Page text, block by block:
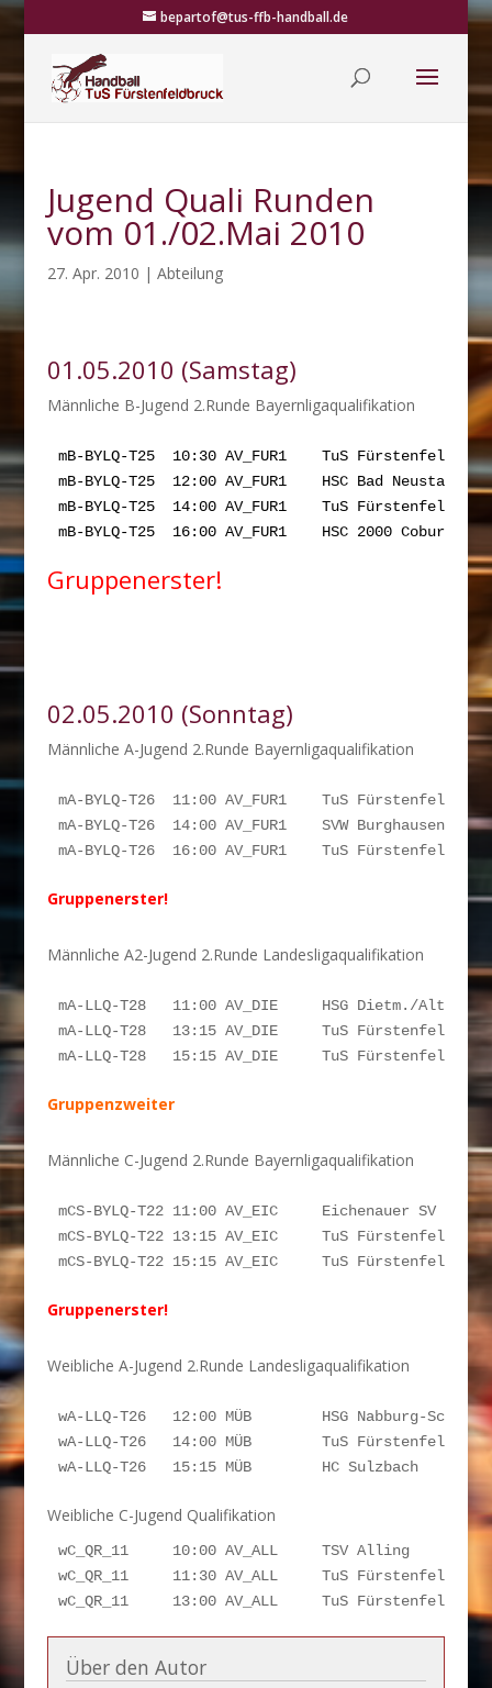
bepartof@tus-ffb-handball.de
Jugend Quali Runden
vom 01./02.Mai 2010
27. Apr. 2010 | Abteilung
01.05.2010 (Samstag)
Männliche B-Jugend 2.Runde Bayernligaqualifikation
mB-BYLQ-T25  10:30 AV_FUR1    TuS
mB-BYLQ-T25  12:00 AV_FUR1    HSC Bad
mB-BYLQ-T25  14:00 AV_FUR1    TuS
mB-BYLQ-T25  16:00 AV_FUR1    HSC 2000 Coburg
Gruppenerster!
02.05.2010 (Sonntag)
Männliche A-Jugend 2.Runde Bayernligaqualifikation
mA-BYLQ-T26  11:00 AV_FUR1    TuS
mA-BYLQ-T26  14:00 AV_FUR1    SVW Burghausen
mA-BYLQ-T26  16:00 AV_FUR1    TuS
Gruppenerster!
Männliche A2-Jugend 2.Runde Landesligaqualifikation
mA-LLQ-T28   11:00 AV_DIE     HSG Dietm./
mA-LLQ-T28   13:15 AV_DIE     TuS
mA-LLQ-T28   15:15 AV_DIE     TuS
Gruppenzweiter
Männliche C-Jugend 2.Runde Bayernligaqualifikation
mCS-BYLQ-T22 11:00 AV_EIC     Eichenauer SV
mCS-BYLQ-T22 13:15 AV_EIC     TuS
mCS-BYLQ-T22 15:15 AV_EIC     TuS
Gruppenerster!
Weibliche A-Jugend 2.Runde Landesligaqualifikation
wA-LLQ-T26   12:00 MÜB        HSG Nabburg-
wA-LLQ-T26   14:00 MÜB        TuS
wA-LLQ-T26   15:15 MÜB        HC Sulzbach
Weibliche C-Jugend Qualifikation
wC_QR_11     10:00 AV_ALL     TSV Alling
wC_QR_11     11:30 AV_ALL     TuS
wC_QR_11     13:00 AV_ALL     TuS
Über den Autor